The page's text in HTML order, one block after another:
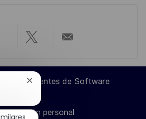
Compartir
a
través
por
correo
Componentes de Software
personal
Cerrar
de
chatbot